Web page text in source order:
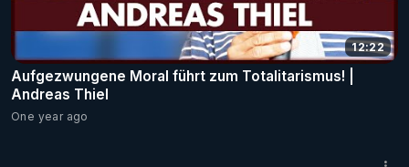
12:22
Aufgezwungene Moral führt zum Totalitarismus! |
Andreas Thiel
One year ago